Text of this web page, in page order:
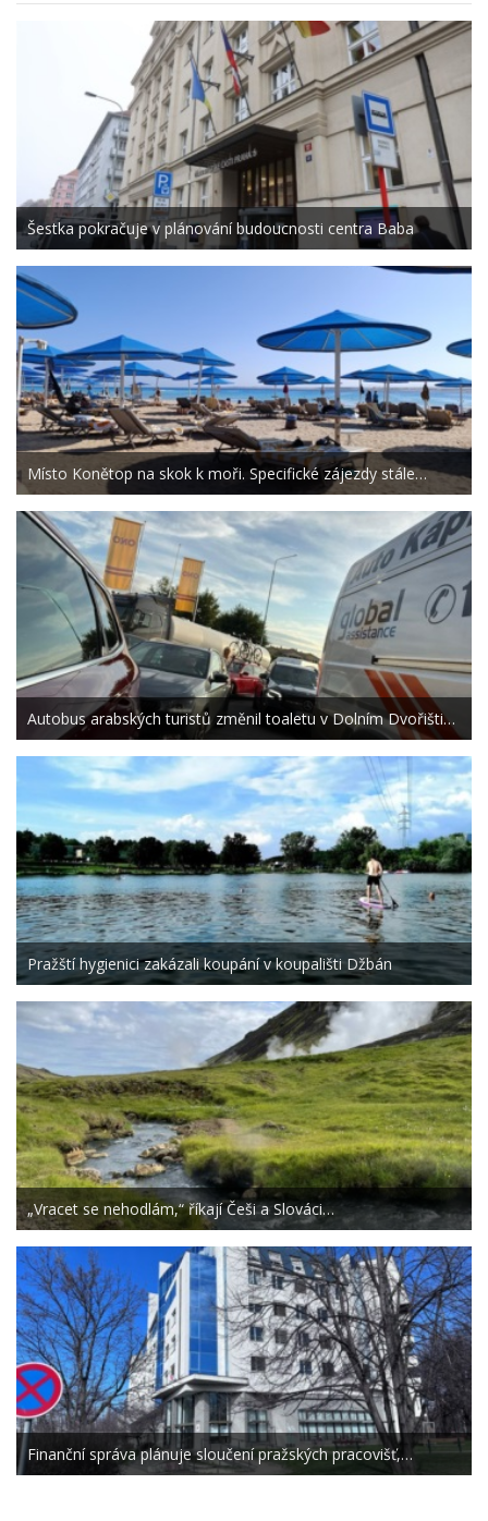
Šestka pokračuje v plánování budoucnosti centra Baba
Místo Konětop na skok k moři. Specifické zájezdy stále…
Autobus arabských turistů změnil toaletu v Dolním Dvořišti…
Pražští hygienici zakázali koupání v koupališti Džbán
„Vracet se nehodlám,“ říkají Češi a Slováci…
Finanční správa plánuje sloučení pražských pracovišť,…